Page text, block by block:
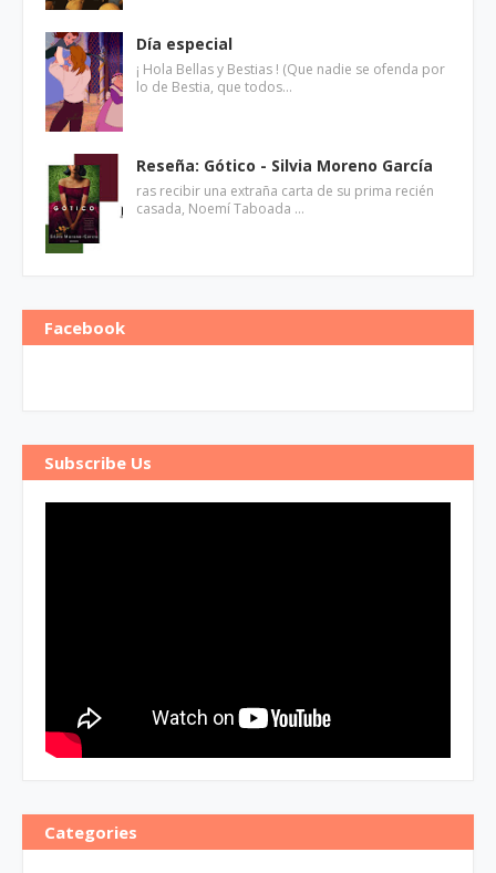
Día especial
¡ Hola Bellas y Bestias ! (Que nadie se ofenda por
lo de Bestia, que todos…
Reseña: Gótico - Silvia Moreno García
ras recibir una extraña carta de su prima recién
casada, Noemí Taboada …
Facebook
Subscribe Us
Categories